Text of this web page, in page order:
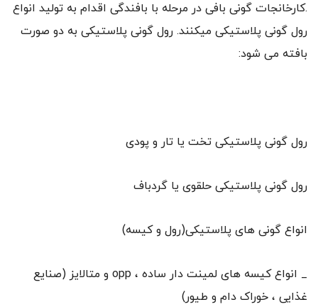
.کارخانجات گونی بافی در مرحله با بافندگی اقدام به تولید انواع
رول گونی پلاستیکی میکنند. رول گونی پلاستیکی به دو صورت
بافته می شود:
رول گونی پلاستیکی تخت یا تار و پودی
رول گونی پلاستیکی حلقوی یا گردباف
انواع گونی های پلاستیکی(رول و کیسه)
_ انواع کیسه های لمینت دار ساده ، opp و متالایز (صنایع
غذایی ، خوراک دام و طیور)